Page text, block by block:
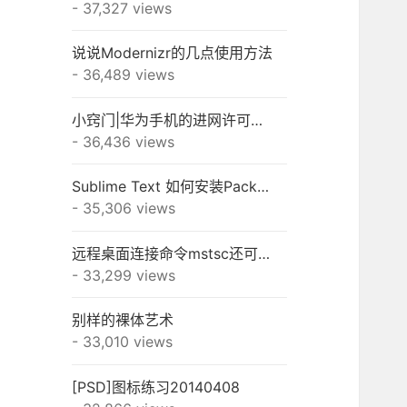
- 37,327 views
说说Modernizr的几点使用方法
- 36,489 views
小窍门|华为手机的进网许可怎么查？
- 36,436 views
Sublime Text 如何安装Package Control和插件
- 35,306 views
远程桌面连接命令mstsc还可以这样用
- 33,299 views
别样的裸体艺术
- 33,010 views
[PSD]图标练习20140408